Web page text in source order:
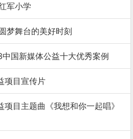
军小学
梦舞台的美好时刻
国新媒体公益十大优秀案例
项目宣传片
目主题曲《我想和你一起唱》